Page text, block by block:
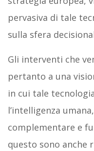
pervasiva di tale
sulla sfera
Gli interventi che
pertanto a una
in cui tale
l’intelligenza
complementare e
questo sono anche